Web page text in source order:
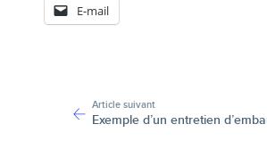
E-mail
Article suivant
Exemple d’un entretien